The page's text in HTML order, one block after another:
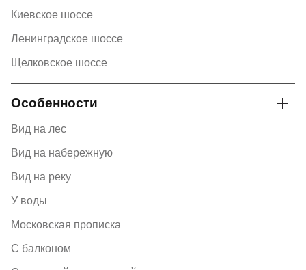
Киевское шоссе
Ленинградское шоссе
Щелковское шоссе
Особенности
Вид на лес
Вид на набережную
Вид на реку
У воды
Московская прописка
С балконом